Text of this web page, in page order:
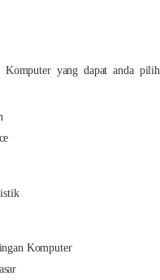
Komputer yang dapat anda pilih
Komputer